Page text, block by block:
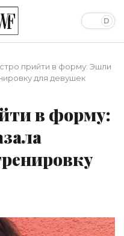
прийти в форму: Эшли
для девушек
в форму: